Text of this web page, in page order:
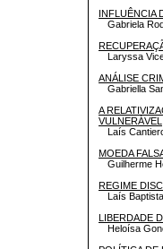
INFLUÊNCIA
Gabriela
Laryssa
ANÁLISE
Gabriella
A
VULNERÁVEL
Laís
MOEDA
Guilherme
REGIME
Laís
LIBERDADE
Heloísa